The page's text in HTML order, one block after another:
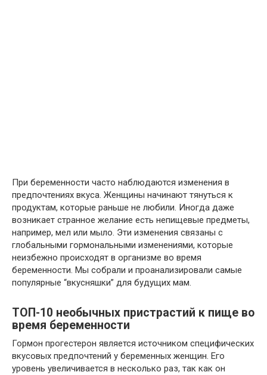
При беременности часто наблюдаются изменения в
предпочтениях вкуса. Женщины начинают тянуться к
продуктам, которые раньше не любили. Иногда даже
возникает странное желание есть непищевые предметы,
например, мел или мыло. Эти изменения связаны с
глобальными гормональными изменениями, которые
неизбежно происходят в организме во время
беременности. Мы собрали и проанализировали самые
популярные “вкусняшки” для будущих мам.
ТОП-10 необычных пристрастий к пище во
время беременности
Гормон прогестерон является источником специфических
вкусовых предпочтений у беременных женщин. Его
уровень увеличивается в несколько раз, так как он